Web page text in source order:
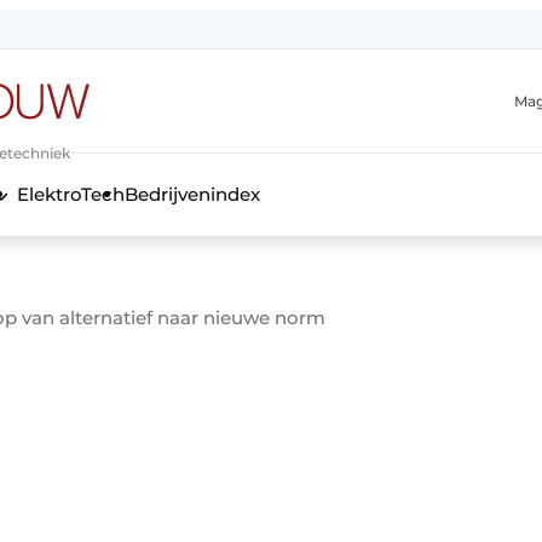
ElektroTechBedrijvenindex
van alternatief naar nieuwe norm